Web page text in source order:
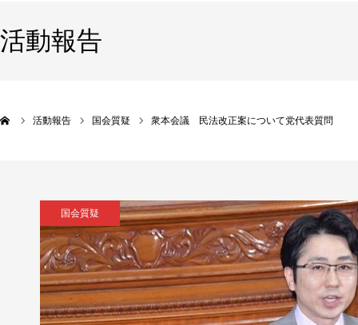
活動報告
活動報告 国会質疑 衆本会議 民法改正案について党代表質問
国会質疑